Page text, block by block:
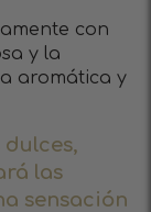
con
y la
aromática y
las
sensación